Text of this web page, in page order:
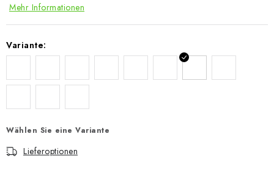
Mehr Informationen
Variante:
Wählen Sie eine Variante
Lieferoptionen